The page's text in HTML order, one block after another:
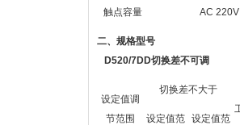
触点容量 AC
二、规格型号
D520/7DD切换差不可调
设定值调
节范围
切换差不大于
设定值范 设定值范